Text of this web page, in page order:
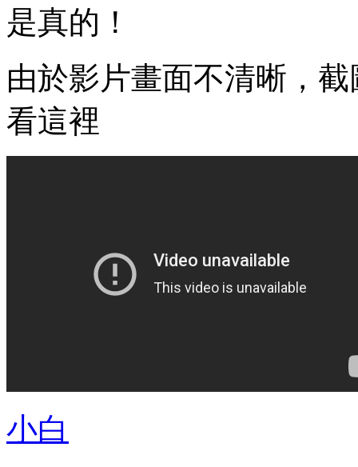
是真的！
由於影片畫面不清晰，
看這裡
小白